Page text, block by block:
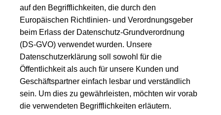
auf den Begrifflichkeiten, die durch den
Europäischen Richtlinien- und Verordnungsgeber
beim Erlass der Datenschutz-Grundverordnung
(DS-GVO) verwendet wurden. Unsere
Datenschutzerklärung soll sowohl für die
Öffentlichkeit als auch für unsere Kunden und
Geschäftspartner einfach lesbar und verständlich
sein. Um dies zu gewährleisten, möchten wir vorab
die verwendeten Begrifflichkeiten erläutern.